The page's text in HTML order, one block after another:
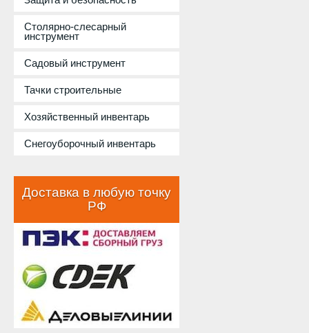
Столярно-слесарный
инструмент
Садовый инструмент
Тачки строительные
Хозяйственный инвентарь
Снегоуборочный инвентарь
Доставка в любую точку
РФ